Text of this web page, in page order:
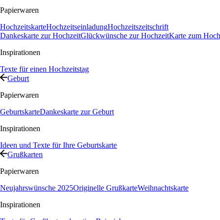
Papierwaren
HochzeitskarteHochzeitseinladungHochzeitszeitschrift
Dankeskarte zur HochzeitGlückwünsche zur HochzeitKarte zum
Inspirationen
Texte für einen Hochzeitstag
Geburt
Papierwaren
GeburtskarteDankeskarte zur Geburt
Inspirationen
Ideen und Texte für Ihre Geburtskarte
Grußkarten
Papierwaren
Neujahrswünsche 2025Originelle GrußkarteWeihnachtskarte
Inspirationen